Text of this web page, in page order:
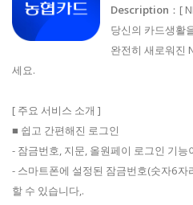
Description ：[
당신의 카드생활
완전히 새로워진
세요.
[ 주요 서비스 소개 ]
■ 쉽고 간편해진 로그인
- 잠금번호, 지문, 올원페이 로그인 기능
- 스마트폰에 설정된 잠금번호(숫자6자
할 수 있습니다,.